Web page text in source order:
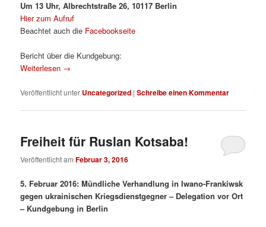
Um 13 Uhr, Albrechtstraße 26, 10117 Berlin
Hier zum Aufruf
Beachtet auch die Facebookseite
Bericht über die Kundgebung:
Weiterlesen →
Veröffentlicht unter Uncategorized |Schreibe einen Kommentar
Freiheit für Ruslan Kotsaba!
Veröffentlicht amFebruar 3, 2016
5. Februar 2016: Mündliche Verhandlung in Iwano-Frankiwsk
gegen ukrainischen Kriegsdienstgegner – Delegation vor Ort
– Kundgebung in Berlin